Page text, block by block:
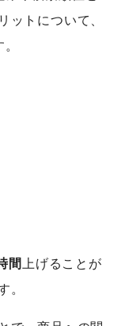
トについて、
間上げることが